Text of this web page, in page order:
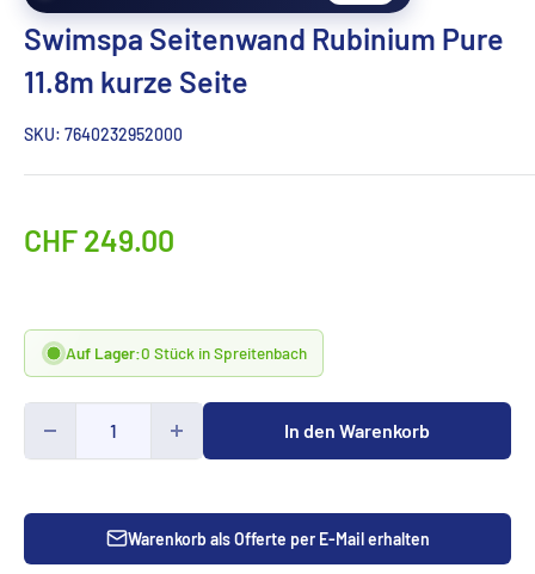
Swimspa Seitenwand Rubinium Pure
11.8m kurze Seite
SKU: 7640232952000
Sonderpreis
CHF 249.00
Auf Lager:0 Stück in Spreitenbach
In den Warenkorb
Warenkorb als Offerte per E-Mail erhalten